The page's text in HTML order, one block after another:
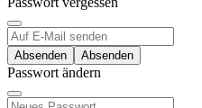
Absenden
Passwort ändern